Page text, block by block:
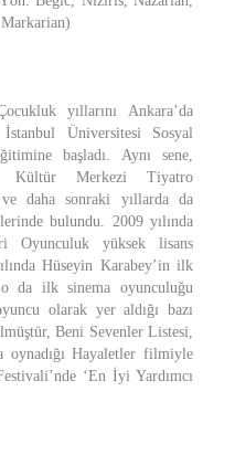
yıllarını Ankara’da
Üniversitesi Sosyal
başladı. Aynı sene,
Kültür Merkezi Tiyatro
ve daha sonraki yıllarda da
bulundu. 2009 yılında
Oyunculuk yüksek lisans
Hüseyin Karabey’in ilk
da ilk sinema oyunculuğu
olarak yer aldığı bazı
Beni Sevenler Listesi,
oynadığı Hayaletler filmiyle
‘En İyi Yardımcı